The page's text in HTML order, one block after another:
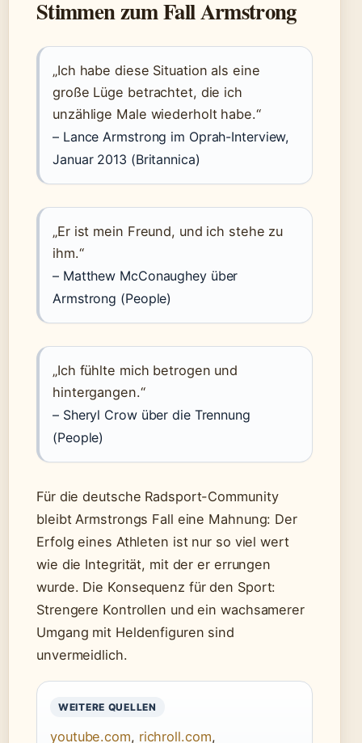
Stimmen zum Fall Armstrong
„Ich habe diese Situation als eine
große Lüge betrachtet, die ich
unzählige Male wiederholt habe.“
– Lance Armstrong im Oprah-Interview,
Januar 2013 (Britannica)
„Er ist mein Freund, und ich stehe zu
ihm.“
– Matthew McConaughey über
Armstrong (People)
„Ich fühlte mich betrogen und
hintergangen.“
– Sheryl Crow über die Trennung
(People)
Für die deutsche Radsport-Community
bleibt Armstrongs Fall eine Mahnung: Der
Erfolg eines Athleten ist nur so viel wert
wie die Integrität, mit der er errungen
wurde. Die Konsequenz für den Sport:
Strengere Kontrollen und ein wachsamerer
Umgang mit Heldenfiguren sind
unvermeidlich.
WEITERE QUELLEN
youtube.com, richroll.com,